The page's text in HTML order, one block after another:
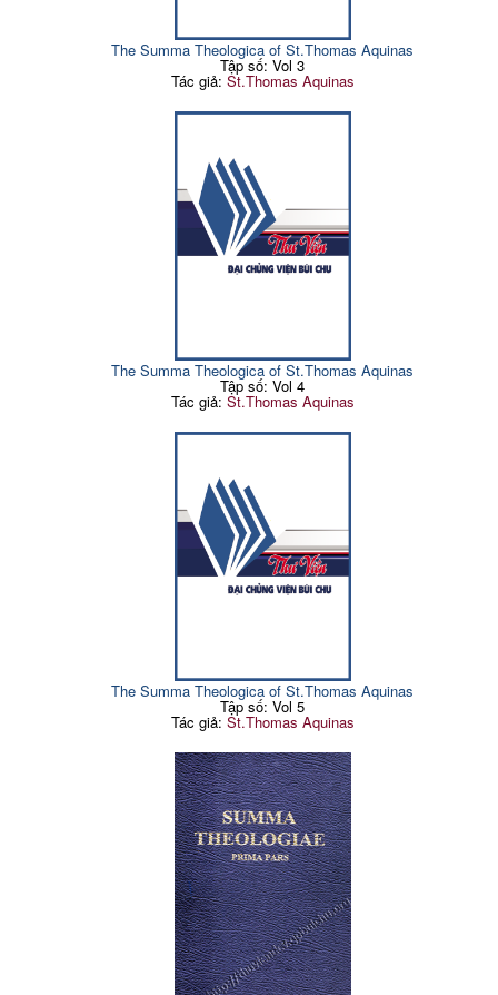
The Summa Theologica of St.Thomas Aquinas
Tập số: Vol 3
Tác giả: St.Thomas Aquinas
The Summa Theologica of St.Thomas Aquinas
Tập số: Vol 4
Tác giả: St.Thomas Aquinas
The Summa Theologica of St.Thomas Aquinas
Tập số: Vol 5
Tác giả: St.Thomas Aquinas